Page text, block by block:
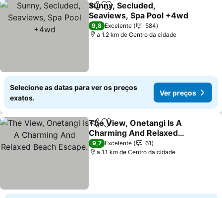
PartilharAdicionar aos favoritos
Sunny, Secluded,
Seaviews, Spa Pool +4wd
Ver preços
9,8 Excelente
584
a 1.2 km de Centro da cidade
Selecione as datas para ver os preços
exatos.
Ver preços
PartilharAdicionar aos favoritos
The View, Onetangi Is A
Charming And Relaxed
Beach Escape.
Ver preços
9,7 Excelente
61
a 1.1 km de Centro da cidade